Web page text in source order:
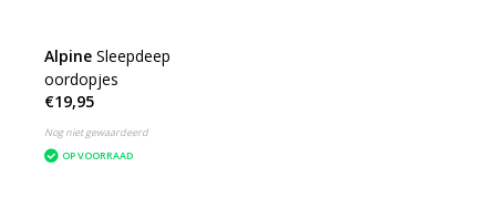
Alpine Sleepdeep
oordopjes
€19,95
Nog niet gewaardeerd
OP VOORRAAD